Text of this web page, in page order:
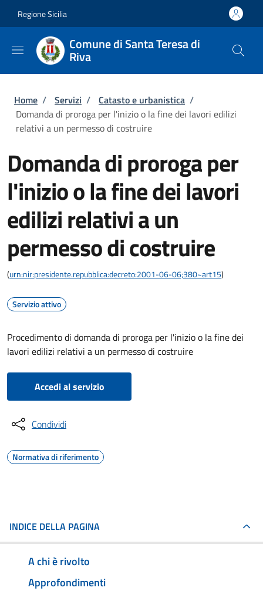
Regione Sicilia
Comune di Santa Teresa di
Riva
Briciole di pane
Home / Servizi / Catasto e urbanistica /
Domanda di proroga per l'inizio o la fine dei lavori edilizi
relativi a un permesso di costruire
Domanda di proroga per
l'inizio o la fine dei lavori
edilizi relativi a un
permesso di costruire
(urn:nir:presidente.repubblica:decreto:2001-06-06;380~art15)
Servizio attivo
Procedimento di domanda di proroga per l'inizio o la fine dei
lavori edilizi relativi a un permesso di costruire
Accedi al servizio
Condividi
Normativa di riferimento
INDICE DELLA PAGINA
A chi è rivolto
Approfondimenti